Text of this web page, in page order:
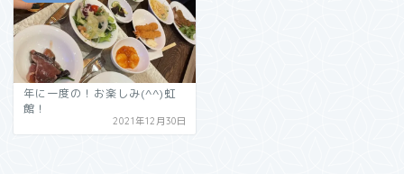
年に一度の！お楽しみ(^^)虹
館！
2021年12月30日